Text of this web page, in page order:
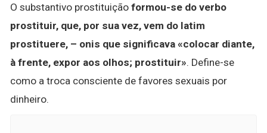
O substantivo prostituição formou-se do verbo
prostituir, que, por sua vez, vem do latim
prostituere, – onis que significava «colocar diante,
à frente, expor aos olhos; prostituir». Define-se
como a troca consciente de favores sexuais por
dinheiro.